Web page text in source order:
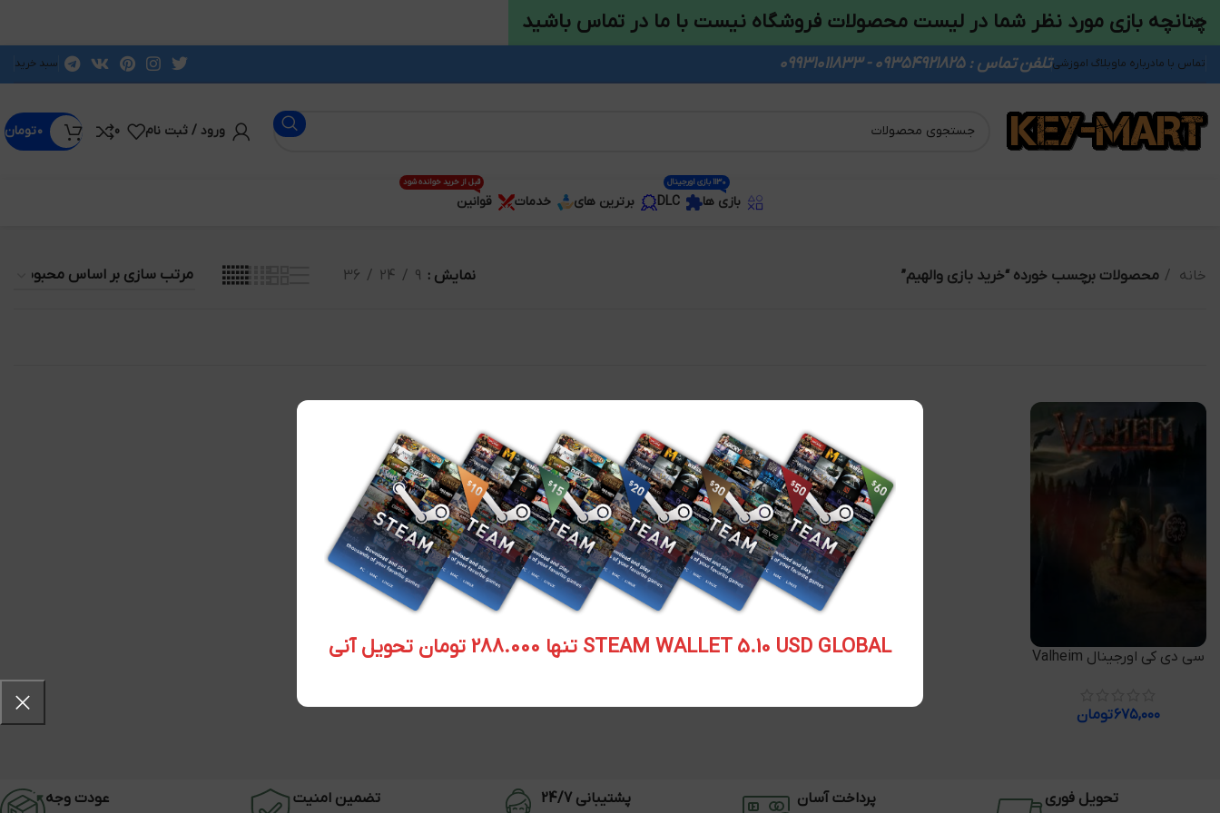
STEAM WALLET 5.10 USD GLOBAL تنها 288.000 تومان تحویل آنی
تماس با مادرباره ماوبلاگ اموزشیتلفن تماس : 09354921825 - 09931011833 سبد خرید
ورود / ثبت نام 0 ۰تومان
بازی ها
1130 بازی اورجینال
DLC برترین های خدمات قوانین
قبل از خرید خوانده شود
خانه محصولات برچسب خورده “خرید بازی والهیم” نمایش 9
24
36
افزودن به سبد خرید
سی دی کی اورجینال Valheim
۶۷۵,۰۰۰تومان
تحویل فوری پرداخت آسان پشتیبانی 24/7 تضمین امنیت عودت وجه
چنانچه بازی مورد نظر شما در لیست محصولات فروشگاه نیست با ما در تماس باشید